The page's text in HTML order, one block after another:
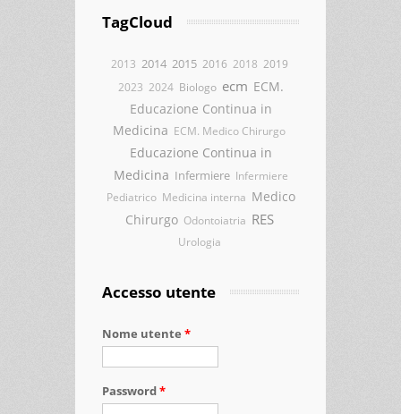
TagCloud
2013 2014 2015 2016 2018 2019
2023 2024 Biologo ecm ECM.
Educazione Continua in
Medicina ECM. Medico Chirurgo
Educazione Continua in
Medicina Infermiere Infermiere
Pediatrico Medicina interna Medico
Chirurgo Odontoiatria RES
Urologia
Accesso utente
Nome utente *
Password*